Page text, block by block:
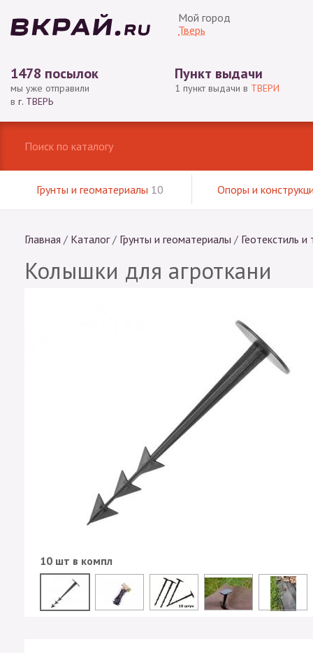
Мой город
Тверь
1478 посылок
мы уже отправили
в г. ТВЕРЬ
Пункт выдачи
1 пункт выдачи в ТВЕРИ
Грунты и геоматериалы 10 Опоры и
Главная / Каталог / Грунты и геоматериалы / Геотекстиль и
Колышки для агроткани
10 шт в компл